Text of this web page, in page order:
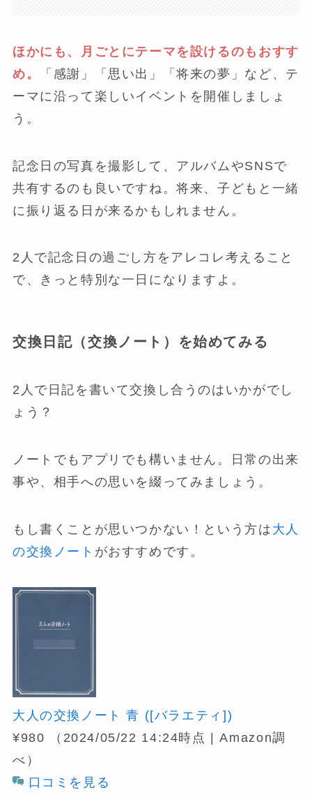
ほかにも、月ごとにテーマを設けるのもおすす
め。
「感謝」「思い出」「将来の夢」など、テ
ーマに沿って楽しいイベントを開催しましょ
う。
記念日の写真を撮影して、アルバムやSNSで
共有するのも良いですね。将来、子どもと一緒
に振り返る日が来るかもしれません。
2人で記念日の過ごし方をアレコレ考えること
で、きっと特別な一日になりますよ。
交換日記（交換ノート）を始めてみる
2人で日記を書いて交換し合うのはいかがでし
ょう？
ノートでもアプリでも構いません。日常の出来
事や、相手への思いを綴ってみましょう。
もし書くことが思いつかない！という方は 大人
の交換ノート がおすすめです。
大人の交換ノート 青 ([バラエティ])
¥980
（2024/05/22 14:24時点 | Amazon調
べ）
口コミを見る